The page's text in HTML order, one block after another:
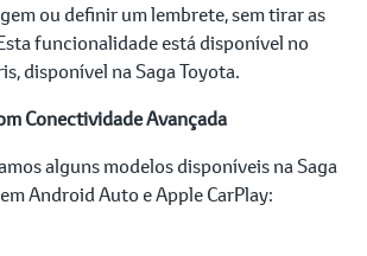
ou definir um lembrete, sem tirar as
funcionalidade está disponível no
disponível na Saga Toyota.
Conectividade Avançada
alguns modelos disponíveis na Saga
Android Auto e Apple CarPlay: